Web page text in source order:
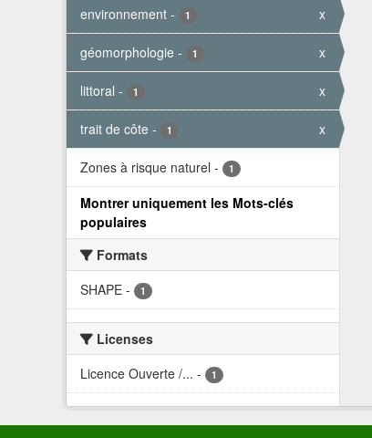
environnement - 1 x
géomorphologie - 1 x
littoral - 1 x
trait de côte - 1 x
Zones à risque naturel - 1
Montrer uniquement les Mots-clés
populaires
Formats
SHAPE - 1
Licenses
Licence Ouverte /... - 1